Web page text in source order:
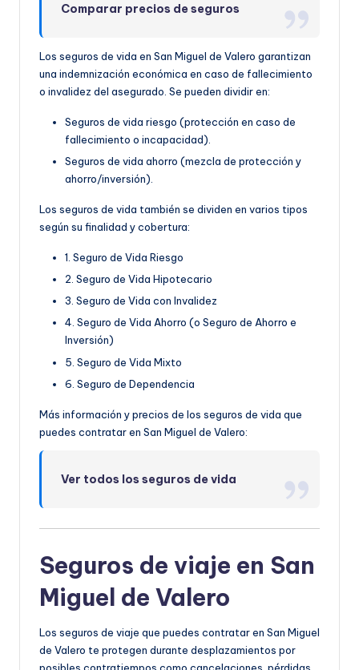
Comparar precios de seguros
Los seguros de vida en San Miguel de Valero garantizan
una indemnización económica en caso de fallecimiento
o invalidez del asegurado. Se pueden dividir en:
Seguros de vida riesgo (protección en caso de
fallecimiento o incapacidad).
Seguros de vida ahorro (mezcla de protección y
ahorro/inversión).
Los seguros de vida también se dividen en varios tipos
según su finalidad y cobertura:
1. Seguro de Vida Riesgo
2. Seguro de Vida Hipotecario
3. Seguro de Vida con Invalidez
4. Seguro de Vida Ahorro (o Seguro de Ahorro e
Inversión)
5. Seguro de Vida Mixto
6. Seguro de Dependencia
Más información y precios de los seguros de vida que
puedes contratar en San Miguel de Valero:
Ver todos los seguros de vida
Seguros de viaje en San
Miguel de Valero
Los seguros de viaje que puedes contratar en San Miguel
de Valero te protegen durante desplazamientos por